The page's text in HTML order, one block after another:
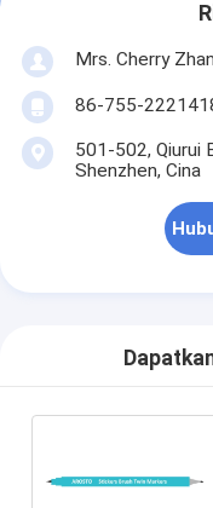
Mrs. Cherry
86-755-
501-502, Qiurui
Shenzhen, Cina